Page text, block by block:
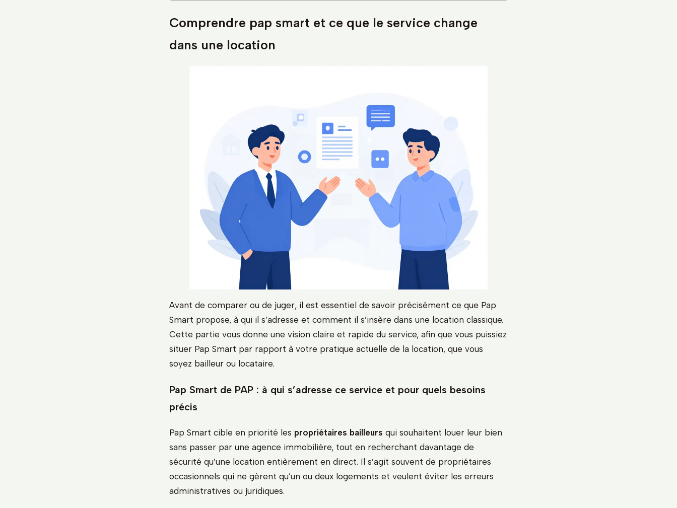
Comprendre pap smart et ce que le service change
dans une location
Avant de comparer ou de juger, il est essentiel de savoir précisément ce que Pap
Smart propose, à qui il s’adresse et comment il s’insère dans une location classique.
Cette partie vous donne une vision claire et rapide du service, afin que vous puissiez
situer Pap Smart par rapport à votre pratique actuelle de la location, que vous
soyez bailleur ou locataire.
Pap Smart de PAP : à qui s’adresse ce service et pour quels besoins
précis
Pap Smart cible en priorité les propriétaires bailleurs qui souhaitent louer leur bien
sans passer par une agence immobilière, tout en recherchant davantage de
sécurité qu’une location entièrement en direct. Il s’agit souvent de propriétaires
occasionnels qui ne gèrent qu’un ou deux logements et veulent éviter les erreurs
administratives ou juridiques.